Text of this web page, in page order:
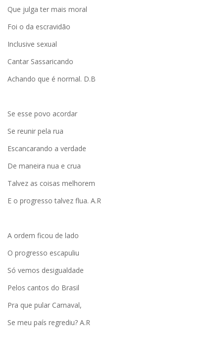
Que julga ter mais moral
Foi o da escravidão
Inclusive sexual
Cantar Sassaricando
Achando que é normal. D.B
Se esse povo acordar
Se reunir pela rua
Escancarando a verdade
De maneira nua e crua
Talvez as coisas melhorem
E o progresso talvez flua. A.R
A ordem ficou de lado
O progresso escapuliu
Só vemos desigualdade
Pelos cantos do Brasil
Pra que pular Carnaval,
Se meu país regrediu? A.R